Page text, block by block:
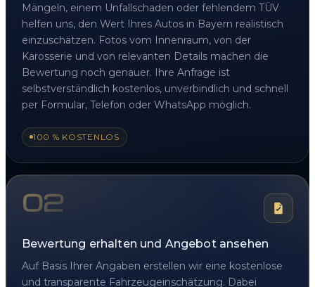
Mängeln, einem Unfallschaden oder fehlendem TÜV
helfen uns, den Wert Ihres Autos in Bayern realistisch
einzuschätzen. Fotos vom Innenraum, von der
Karosserie und von relevanten Details machen die
Bewertung noch genauer. Ihre Anfrage ist
selbstverständlich kostenlos, unverbindlich und schnell
per Formular, Telefon oder WhatsApp möglich.
100 % KOSTENLOS
02
Bewertung erhalten und Angebot ansehen
Auf Basis Ihrer Angaben erstellen wir eine kostenlose
und transparente Fahrzeugeinschätzung. Dabei